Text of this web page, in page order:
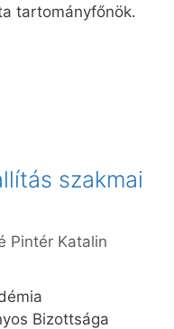
tartományfőnök.
szakmai
Pintér Katalin
Bizottsága